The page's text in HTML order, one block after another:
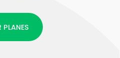
PLANES